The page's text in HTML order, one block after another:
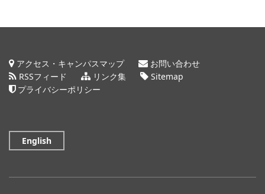
アクセス・キャンパスマップ
お問い合わせ
RSSフィード
リンク集
Sitemap
プライバシーポリシー
English